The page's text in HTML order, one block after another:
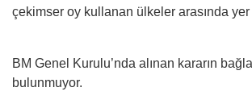
çekimser oy kullanan ülkeler arasında yer
BM Genel Kurulu’nda alınan kararın
bulunmuyor.